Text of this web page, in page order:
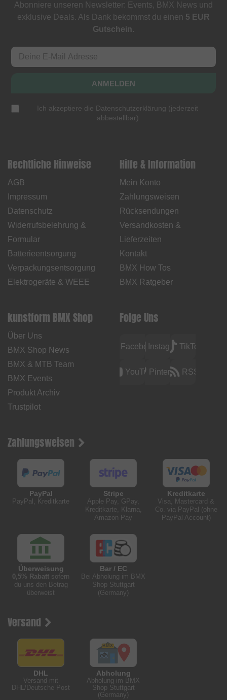
Abonniere unseren Newsletter: Events, BMX News und
exklusive Deals. Als Dank bekommst du einen 5 EUR
Gutschein.
ANMELDEN
Ich akzeptiere die Datenschutzerklärung (jederzeit
abbestellbar)
Rechtliche Hinweise
AGB
Impressum
Datenschutz
Widerrufsbelehrung &
Formular
Batterieentsorgung
Verpackungsentsorgung
Elektrogeräte & WEEE
Hilfe & Information
Mein Konto
Zahlungsweisen
Rücksendungen
Versandkosten &
Lieferzeiten
Kontakt
BMX How Tos
BMX Ratgeber
kunstform BMX Shop
Über Uns
BMX Shop News
BMX & MTB Team
BMX Events
Produkt Archiv
Trustpilot
Folge Uns
FacebookInstagramTikTok
YouTubePinterest RSS
Zahlungsweisen
PayPal
PayPal, Kreditkarte
Stripe
Apple Pay, GPay,
Kreditkarte, Klarna,
Amazon Pay
Kreditkarte
Visa, Mastercard &
Co. via PayPal (ohne
PayPal Account)
Überweisung
0,5% Rabatt sofern
du uns den Betrag
überweist
Bar / EC
Bei Abholung im BMX
Shop Stuttgart
(Germany)
Versand
DHL
Versand mit
DHL/Deutsche Post
Abholung
Abholung im BMX
Shop Stuttgart
(Germany)